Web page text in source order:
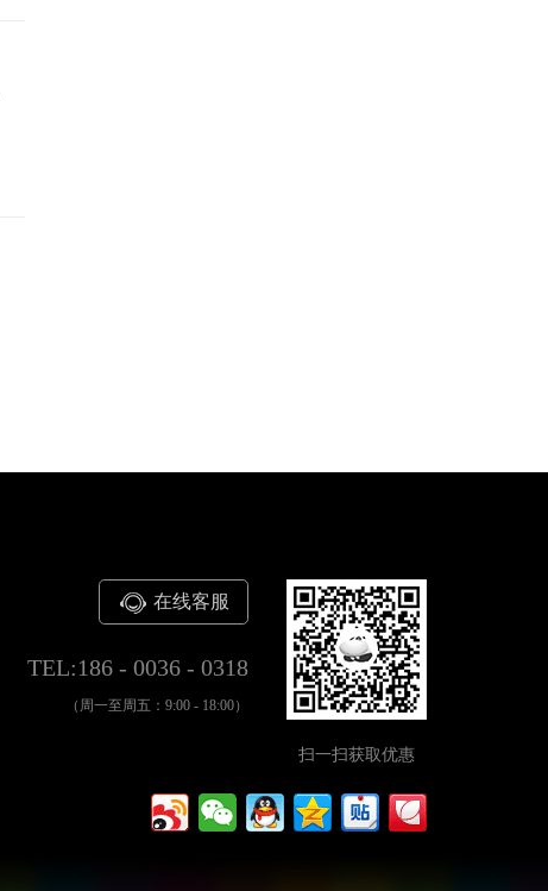
在线客服
TEL:186 - 0036 - 0318
（周一至周五：9:00 - 18:00）
扫一扫获取优惠